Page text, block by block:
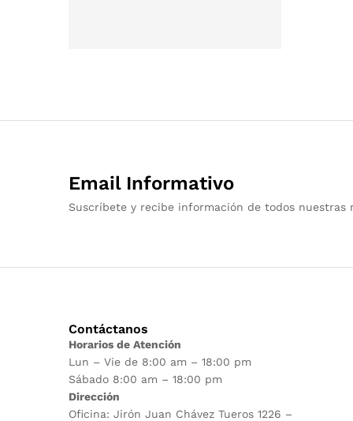
Email Informativo
Suscríbete y recibe información de todos nuestras
Contáctanos
Horarios de Atención
Lun – Vie de 8:00 am – 18:00 pm
Sábado 8:00 am – 18:00 pm
Dirección
Oficina: Jirón Juan Chávez Tueros 1226 –